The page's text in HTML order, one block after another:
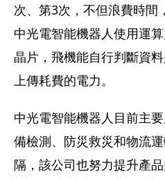
次、第3次，不但浪費時間
中光電智能機器人使用運
晶片，飛機能自行判斷資
上傳耗費的電力。
中光電智能機器人目前主
備檢測、防災救災和物流
隔，該公司也努力提升產